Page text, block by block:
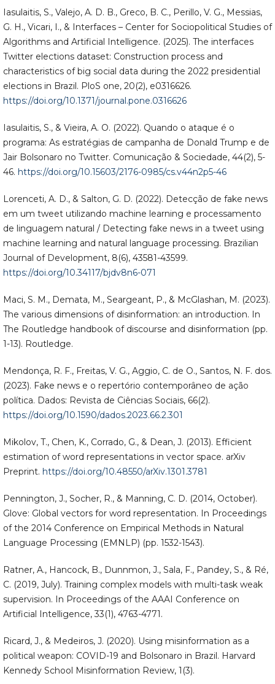
Iasulaitis, S., Valejo, A. D. B., Greco, B. C., Perillo, V. G., Messias,
G. H., Vicari, I., & Interfaces – Center for Sociopolitical Studies of
Algorithms and Artificial Intelligence. (2025). The interfaces
Twitter elections dataset: Construction process and
characteristics of big social data during the 2022 presidential
elections in Brazil. PloS one, 20(2), e0316626.
https://doi.org/10.1371/journal.pone.0316626
Iasulaitis, S., & Vieira, A. O. (2022). Quando o ataque é o
programa: As estratégias de campanha de Donald Trump e de
Jair Bolsonaro no Twitter. Comunicação & Sociedade, 44(2), 5-
46. https://doi.org/10.15603/2176-0985/cs.v44n2p5-46
Lorenceti, A. D., & Salton, G. D. (2022). Detecção de fake news
em um tweet utilizando machine learning e processamento
de linguagem natural / Detecting fake news in a tweet using
machine learning and natural language processing. Brazilian
Journal of Development, 8(6), 43581-43599.
https://doi.org/10.34117/bjdv8n6-071
Maci, S. M., Demata, M., Seargeant, P., & McGlashan, M. (2023).
The various dimensions of disinformation: an introduction. In
The Routledge handbook of discourse and disinformation (pp.
1-13). Routledge.
Mendonça, R. F., Freitas, V. G., Aggio, C. de O., Santos, N. F. dos.
(2023). Fake news e o repertório contemporâneo de ação
política. Dados: Revista de Ciências Sociais, 66(2).
https://doi.org/10.1590/dados.2023.66.2.301
Mikolov, T., Chen, K., Corrado, G., & Dean, J. (2013). Efficient
estimation of word representations in vector space. arXiv
Preprint. https://doi.org/10.48550/arXiv.1301.3781
Pennington, J., Socher, R., & Manning, C. D. (2014, October).
Glove: Global vectors for word representation. In Proceedings
of the 2014 Conference on Empirical Methods in Natural
Language Processing (EMNLP) (pp. 1532-1543).
Ratner, A., Hancock, B., Dunnmon, J., Sala, F., Pandey, S., & Ré,
C. (2019, July). Training complex models with multi-task weak
supervision. In Proceedings of the AAAI Conference on
Artificial Intelligence, 33(1), 4763-4771.
Ricard, J., & Medeiros, J. (2020). Using misinformation as a
political weapon: COVID-19 and Bolsonaro in Brazil. Harvard
Kennedy School Misinformation Review, 1(3).